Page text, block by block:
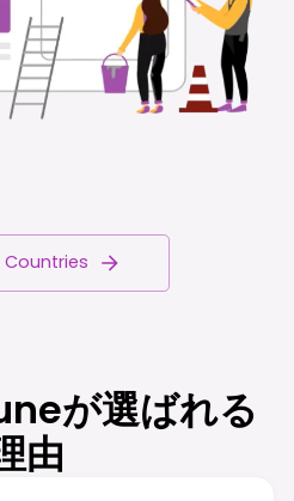
Countries
が選ばれる
由